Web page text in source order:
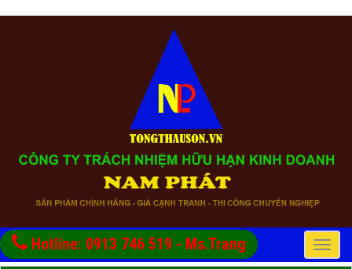
Hotline: 0913 746 519 - Ms.Trang
Toggle